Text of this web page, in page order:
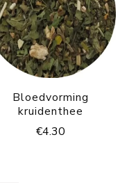
Bloedvorming
kruidenthee
€4.30